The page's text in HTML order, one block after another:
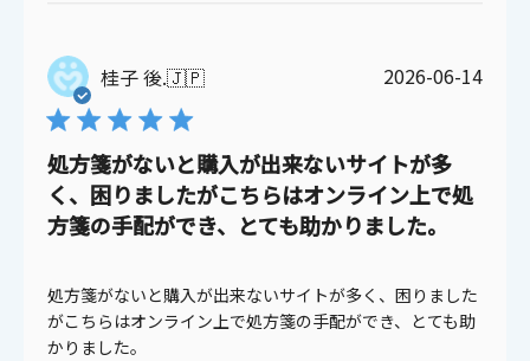
桂子 後.🇯🇵
処方箋がないと購入が出来ないサイトが多
く、困りましたがこちらはオンライン上で処
方箋の手配ができ、とても助かりました。
処方箋がないと購入が出来ないサイトが多く、困りました
がこちらはオンライン上で処方箋の手配ができ、とても助
かりました。
公
2026-06-14